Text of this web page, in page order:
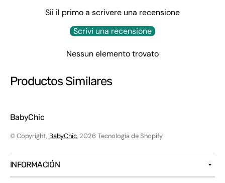
Sii il primo a scrivere una recensione
Scrivi una recensione
Nessun elemento trovato
Productos Similares
BabyChic
© Copyright, BabyChic, 2026 Tecnología de Shopify
INFORMACIÓN